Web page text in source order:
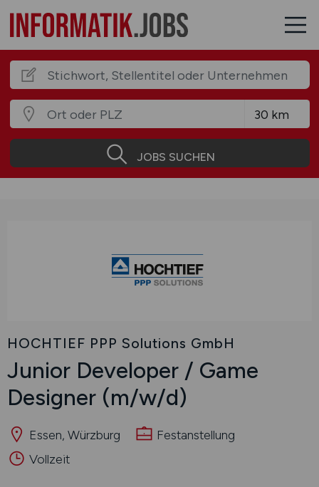
JOBS SUCHEN
HOCHTIEF PPP Solutions GmbH
Junior Developer / Game
Designer (m/w/d)
Essen, Würzburg
Festanstellung
Vollzeit